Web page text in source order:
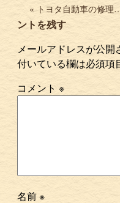
« トヨタ自動車の修理書を買取させて頂きま
ントを残す
メールアドレスが公開
付いている欄は必須項
コメント※
名前※